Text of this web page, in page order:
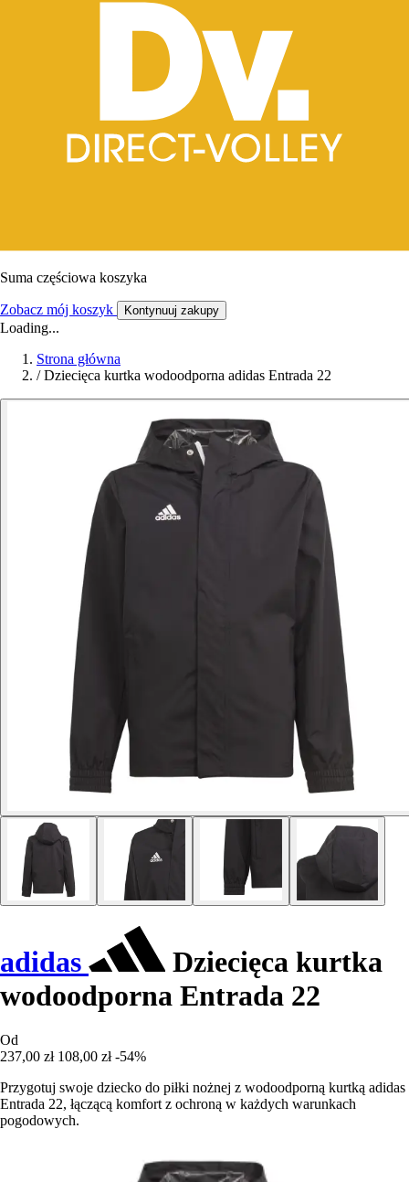
Suma częściowa koszyka
Zobacz mój koszyk Kontynuuj zakupy
Loading...
Strona główna
/ Dziecięca kurtka wodoodporna adidas Entrada 22
adidas
Dziecięca kurtka
wodoodporna Entrada 22
Od
237,00 zł 108,00 zł -54%
Przygotuj swoje dziecko do piłki nożnej z wodoodporną kurtką adidas
Entrada 22, łączącą komfort z ochroną w każdych warunkach
pogodowych.